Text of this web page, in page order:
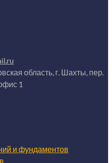
область, г. Шахты, пер.
1
и фундаментов